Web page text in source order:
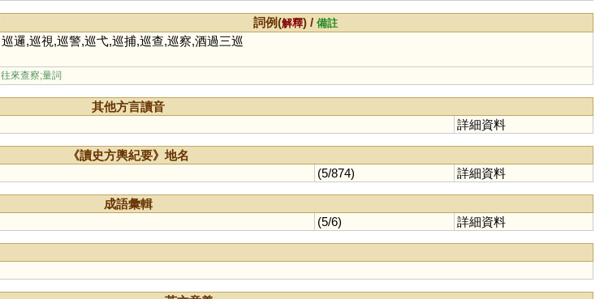
詞例(解釋) /備註
巡邏,巡視,巡警,巡弋,巡捕,巡查,巡察,酒過三巡
往來查察;量詞
其他方言讀音
詳細資料
《讀史方輿紀要》地名
(5/874) 詳細資料
成語彙輯
(5/6) 詳細資料